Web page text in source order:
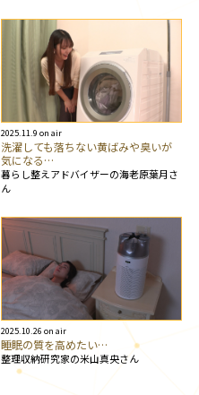
2025.11.9 on air
洗濯しても落ちない黄ばみや臭いが
気になる…
暮らし整えアドバイザーの海老原葉月さ
ん
2025.10.26 on air
睡眠の質を高めたい…
整理収納研究家の米山真央さん